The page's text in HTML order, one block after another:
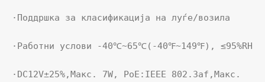
·Поддршка за класификација на луѓе/возила
·Работни услови -40℃~65℃(-40℉~149℉), ≤95%RH
·DC12V±25%,Макс. 7W, PoE:IEEE 802.3af,Макс.